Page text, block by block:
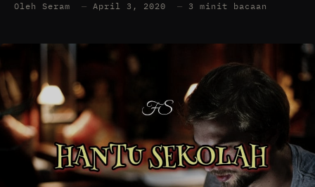
Oleh Seram — April 3, 2020 — 3 minit bacaan